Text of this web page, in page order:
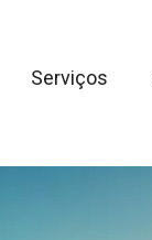
Serviços